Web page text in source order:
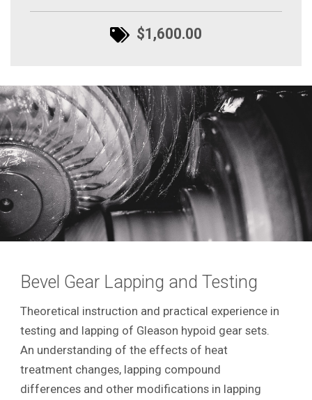
$1,600.00
Bevel Gear Lapping and Testing
Theoretical instruction and practical experience in
testing and lapping of Gleason hypoid gear sets.
An understanding of the effects of heat
treatment changes, lapping compound
differences and other modifications in lapping